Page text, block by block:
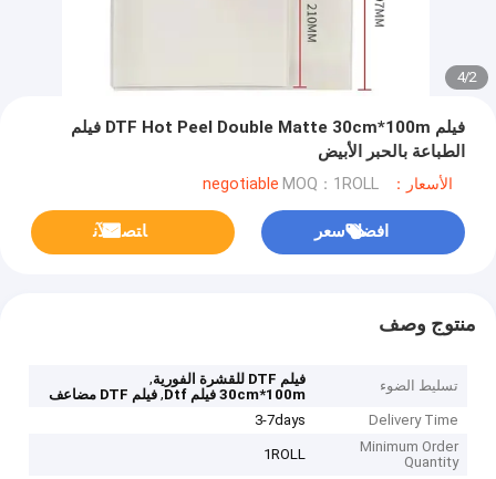
2
/
4
فيلم DTF Hot Peel Double Matte 30cm*100m فيلم
الطباعة بالحبر الأبيض
الأسعار：negotiable MOQ：1ROLL
افضل سعر ﺎﺘﺼﻟ ﺍﻶﻧ
منتوج وصف
تسليط الضوء فيلم DTF للقشرة الفورية
,
30cm*100m فيلم Dtf
,فيلم DTF مضاعف
Delivery Time
3-7days
Minimum Order
Quantity
1ROLL